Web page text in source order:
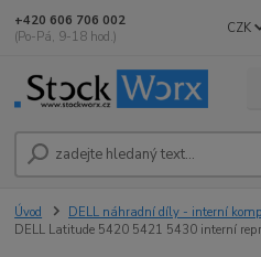
CZK
+420 606 706 002
(Po-Pá, 9-18 hod.)
Úvod DELL náhradní díly - interní
DELL Latitude 5420 5421 5430 interní